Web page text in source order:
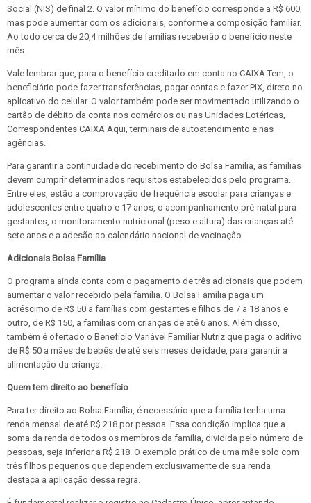
Social (NIS) de final 2. O valor mínimo do benefício corresponde a R$ 600,
mas pode aumentar com os adicionais, conforme a composição familiar.
Ao todo cerca de 20,4 milhões de famílias receberão o benefício neste
mês.
Vale lembrar que, para o benefício creditado em conta no CAIXA Tem, o
beneficiário pode fazer transferências, pagar contas e fazer PIX, direto no
aplicativo do celular. O valor também pode ser movimentado utilizando o
cartão de débito da conta nos comércios ou nas Unidades Lotéricas,
Correspondentes CAIXA Aqui, terminais de autoatendimento e nas
agências.
Para garantir a continuidade do recebimento do Bolsa Família, as famílias
devem cumprir determinados requisitos estabelecidos pelo programa.
Entre eles, estão a comprovação de frequência escolar para crianças e
adolescentes entre quatro e 17 anos, o acompanhamento pré-natal para
gestantes, o monitoramento nutricional (peso e altura) das crianças até
sete anos e a adesão ao calendário nacional de vacinação.
Adicionais Bolsa Família
O programa ainda conta com o pagamento de três adicionais que podem
aumentar o valor recebido pela família. O Bolsa Família paga um
acréscimo de R$ 50 a famílias com gestantes e filhos de 7 a 18 anos e
outro, de R$ 150, a famílias com crianças de até 6 anos. Além disso,
também é ofertado o Benefício Variável Familiar Nutriz que paga o aditivo
de R$ 50 a mães de bebês de até seis meses de idade, para garantir a
alimentação da criança.
Quem tem direito ao benefício
Para ter direito ao Bolsa Família, é necessário que a família tenha uma
renda mensal de até R$ 218 por pessoa. Essa condição implica que a
soma da renda de todos os membros da família, dividida pelo número de
pessoas, seja inferior a R$ 218. O exemplo prático de uma mãe solo com
três filhos pequenos que dependem exclusivamente de sua renda
destaca a aplicação dessa regra.